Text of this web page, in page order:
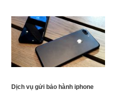
Dịch vụ gửi bảo hành iphone